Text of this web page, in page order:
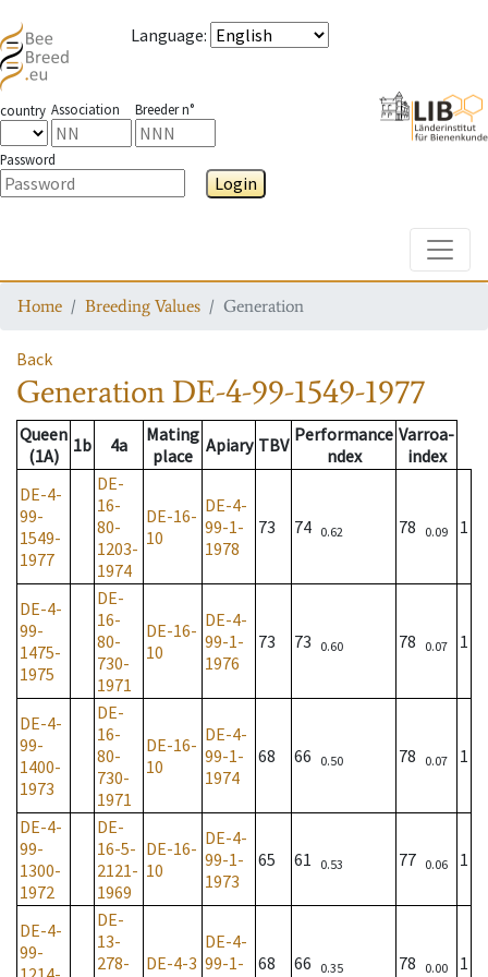
Language:
country Association Breeder n°
Password
Login
Home Breeding Values Generation
Back
Generation DE-4-99-1549-1977
Queen
(1A)
1b 4a
Mating
place Apiary TBV Performance
ndex
Varroa-
index
DE-4-
99-
1549-
1977
DE-
16-
80-
1203-
1974
DE-16-
10
DE-4-
99-1-
1978
73 74 0.62 78 0.09 1
DE-4-
99-
1475-
1975
DE-
16-
80-
730-
1971
DE-16-
10
DE-4-
99-1-
1976
73 73 0.60 78 0.07 1
DE-4-
99-
1400-
1973
DE-
16-
80-
730-
1971
DE-16-
10
DE-4-
99-1-
1974
68 66 0.50 78 0.07 1
DE-4-
99-
1300-
1972
DE-
16-5-
2121-
1969
DE-16-
10
DE-4-
99-1-
1973
65 61 0.53 77 0.06 1
DE-4-
99-
DE-
13-
278-
DE-4-3
DE-4-
99-1-
68 66 0.35 78 0.00 1